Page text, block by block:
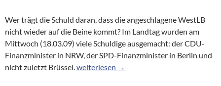
Wer trägt die Schuld daran, dass die angeschlagene WestLB
nicht wieder auf die Beine kommt? Im Landtag wurden am
Mittwoch (18.03.09) viele Schuldige ausgemacht: der CDU-
Finanzminister in NRW, der SPD-Finanzminister in Berlin und
nicht zuletzt Brüssel.WestLB: Viele Vorwürfe, keine Lösung
weiterlesen →